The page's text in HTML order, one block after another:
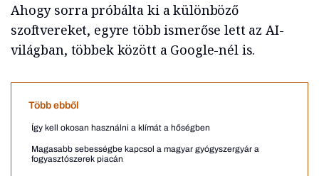
Ahogy sorra próbálta ki a különböző
szoftvereket, egyre több ismerőse lett az AI-
világban, többek között a Google-nél is.
Több ebből
Így kell okosan használni a klímát a hőségben
Magasabb sebességbe kapcsol a magyar gyógyszergyár a
fogyasztószerek piacán